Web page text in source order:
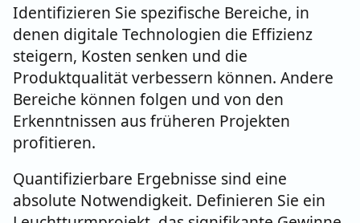
Identifizieren Sie spezifische Bereiche, in
denen digitale Technologien die Effizienz
steigern, Kosten senken und die
Produktqualität verbessern können. Andere
Bereiche können folgen und von den
Erkenntnissen aus früheren Projekten
profitieren.
Quantifizierbare Ergebnisse sind eine
absolute Notwendigkeit. Definieren Sie ein